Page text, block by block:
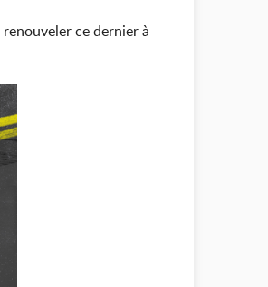
ce dernier à